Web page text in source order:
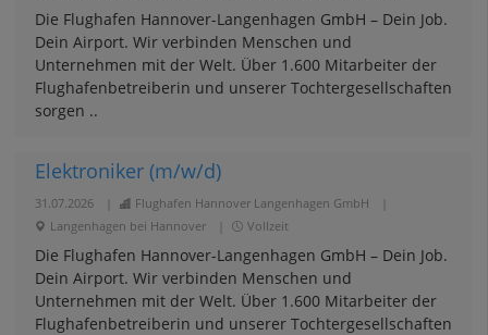
Die Flughafen Hannover-Langenhagen GmbH – Dein Job.
Dein Airport. Wir verbinden Menschen und
Unternehmen mit der Welt. Über 1.600 Mitarbeiter der
Flughafenbetreiberin und unserer Tochtergesellschaften
sorgen ..
Elektroniker (m/w/d)
31.07.2026 Flughafen Hannover Langenhagen GmbH
Langenhagen bei Hannover
Vollzeit
Die Flughafen Hannover-Langenhagen GmbH – Dein Job.
Dein Airport. Wir verbinden Menschen und
Unternehmen mit der Welt. Über 1.600 Mitarbeiter der
Flughafenbetreiberin und unserer Tochtergesellschaften